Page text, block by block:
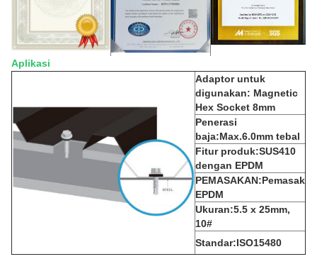
Aplikasi
Adaptor untuk
digunakan: Magnetic
Hex Socket 8mm
Penerasi
baja:Max.6.0mm tebal
Fitur produk:SUS410
dengan EPDM
PEMASAKAN:Pemasak
EPDM
Ukuran:5.5 x 25mm,
10#
Standar:ISO15480